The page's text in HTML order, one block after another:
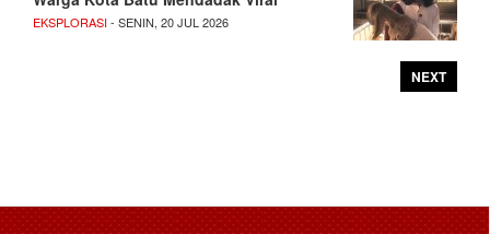
EKSPLORASI- SENIN, 20 JUL 2026
NEXT